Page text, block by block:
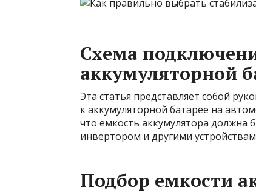
Схема
аккумуляторной
Эта статья представляет собой
к аккумуляторной батарее на
что емкость аккумулятора должна
инвертором и другими
Подбор емкости